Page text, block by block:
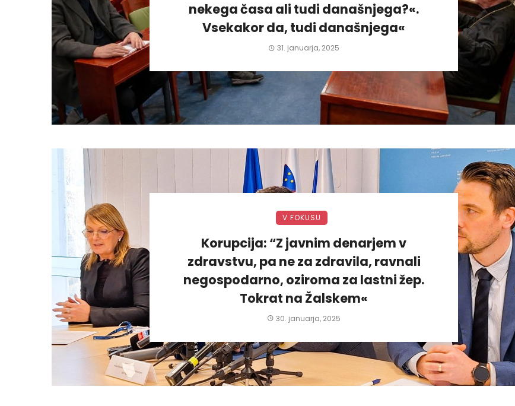
nekega časa ali tudi današnjega?«.
Vsekakor da, tudi današnjega«
31. januarja, 2025
V FOKUSU
Korupcija: “Z javnim denarjem v
zdravstvu, pa ne za zdravila, ravnali
negospodarno, oziroma za lastni žep.
Tokrat na Žalskem«
30. januarja, 2025